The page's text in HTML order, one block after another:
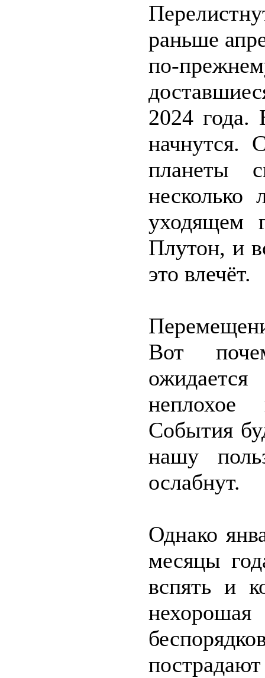
раньше
по-
2024 года.
начнутся.
планеты
уходящем
Плутон, и
это влечёт.
Вот
События
нашу
ослабнут.
Однако
месяцы
вспять и